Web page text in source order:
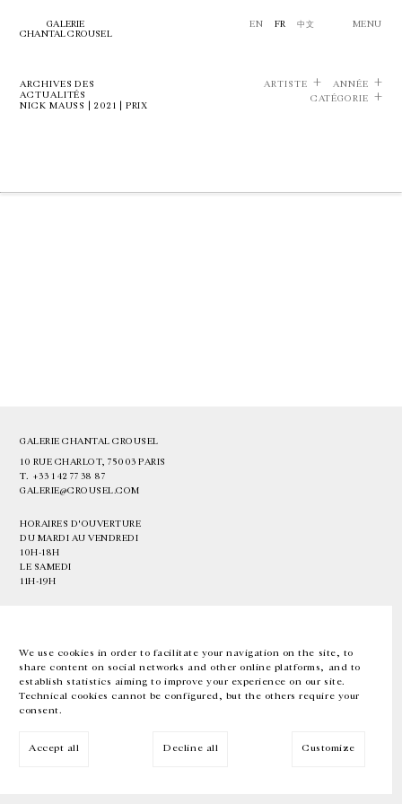
We use cookies in order to facilitate your navigation on the site, to
share content on social networks and other online platforms, and to
establish statistics aiming to improve your experience on our site.
Technical cookies cannot be configured, but the others require your
consent.
Accept all Decline all Customize
GALERIE
CHANTAL CROUSEL
EN FR 中文 MENU
ARCHIVES DES
ACTUALITÉS
NICK MAUSS | 2021 | PRIX
ARTISTE
ANNÉE
CATÉGORIE
GALERIE CHANTAL CROUSEL
10 RUE CHARLOT, 75003 PARIS
T. +33 1 42 77 38 87
GALERIE@CROUSEL.COM
HORAIRES D'OUVERTURE
DU MARDI AU VENDREDI
10H-18H
LE SAMEDI
11H-19H
EN FR 中文 Facebook Instagram
Inscrivez-vous à notre newsletter